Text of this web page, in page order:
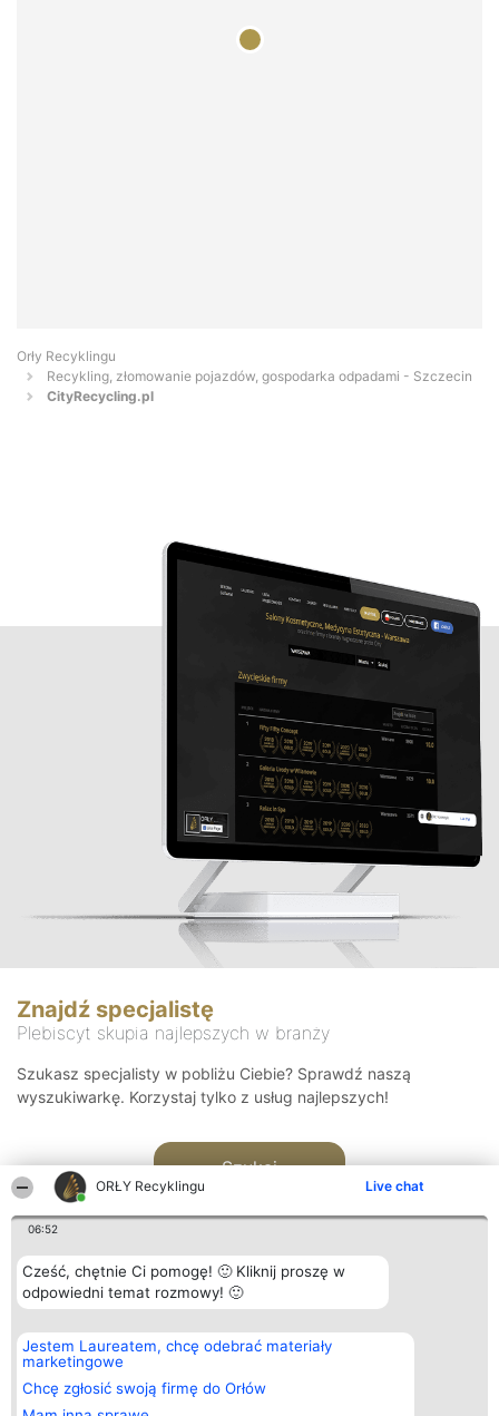
ORŁY Recyklingu Live chat
06:52
Cześć, chętnie Ci pomogę! 🙂 Kliknij proszę w
odpowiedni temat rozmowy! 🙂
Jestem Laureatem, chcę odebrać materiały
marketingowe
Chcę zgłosić swoją firmę do Orłów
Orły Recyklingu
Recykling, złomowanie pojazdów, gospodarka odpadami - Szczecin
CityRecycling.pl
Znajdź specjalistę
Plebiscyt skupia najlepszych w branży
Szukasz specjalisty w pobliżu Ciebie? Sprawdź naszą
wyszukiwarkę. Korzystaj tylko z usług najlepszych!
Szukaj
Organizator plebiscytu
Bright Side Solutions sp. z o.
o. sp. k.
ul. Ruska 22
Wrocław 50-079
Plebiscyt
Laureaci
wszystkich
Laureatów
Kontakt
Kontakt